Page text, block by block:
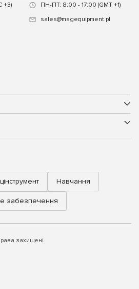
+3)
ПН-ПТ: 8:00 - 17:00 (GMT +1)
sales@msgequipment.pl
Навчання
забезпечення
захищені